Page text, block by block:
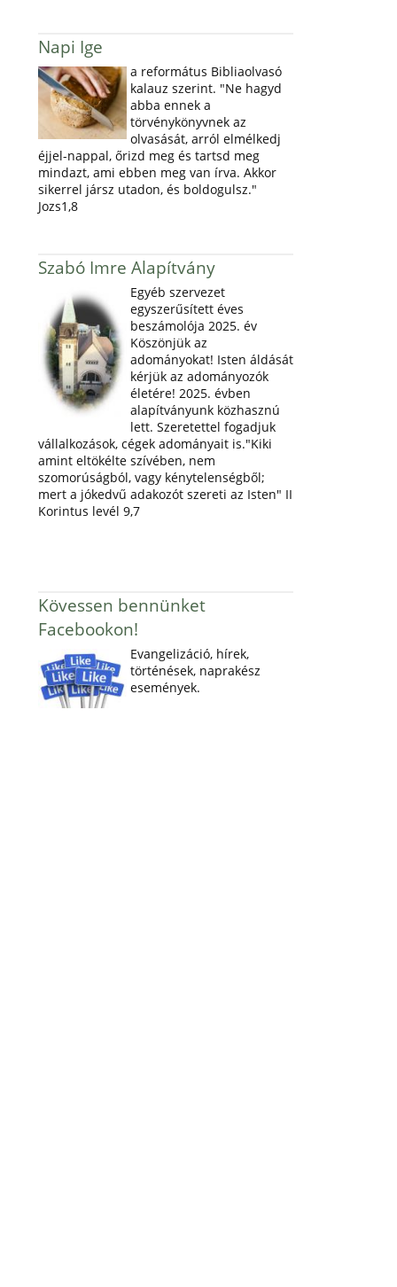
Napi Ige
a református Bibliaolvasó
kalauz szerint. "Ne hagyd
abba ennek a
törvénykönyvnek az
olvasását, arról elmélkedj
éjjel-nappal, őrizd meg és tartsd meg
mindazt, ami ebben meg van írva. Akkor
sikerrel jársz utadon, és boldogulsz."
Jozs1,8
Szabó Imre Alapítvány
Egyéb szervezet
egyszerűsített éves
beszámolója 2025. év
Köszönjük az
adományokat! Isten áldását
kérjük az adományozók
életére! 2025. évben
alapítványunk közhasznú
lett. Szeretettel fogadjuk
vállalkozások, cégek adományait is."Kiki
amint eltökélte szívében, nem
szomorúságból, vagy kénytelenségből;
mert a jókedvű adakozót szereti az Isten" II
Korintus levél 9,7
Kövessen bennünket
Facebookon!
Evangelizáció, hírek,
történések, naprakész
események.